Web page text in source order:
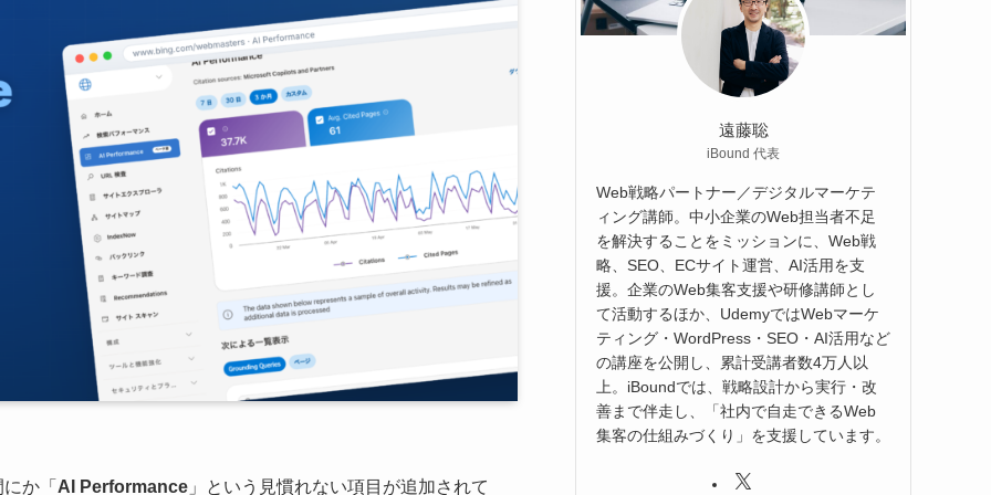
か「 AI Performance 」という見慣れない項目が追加されて
遠藤聡
iBound 代表
Web戦略パートナー／デジタルマーケテ
ィング講師。中小企業のWeb担当者不足
を解決することをミッションに、Web戦
略、SEO、ECサイト運営、AI活用を支
援。企業のWeb集客支援や研修講師とし
て活動するほか、UdemyではWebマーケ
ティング・WordPress・SEO・AI活用など
の講座を公開し、累計受講者数4万人以
上。iBoundでは、戦略設計から実行・改
善まで伴走し、「社内で自走できるWeb
集客の仕組みづくり」を支援しています。